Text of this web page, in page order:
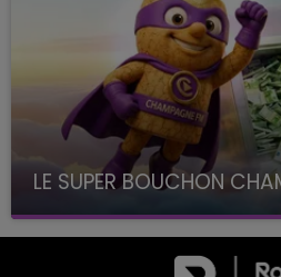
LE SUPER BOUCHON
avec La Famille Champagne